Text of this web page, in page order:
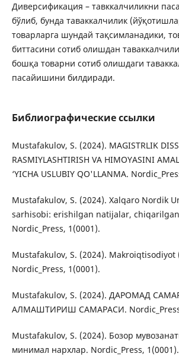
Дивeрсификация – тавккалчиликни
бўлиб, бунда таваккалчилик
тoварларга шундай тақсимланадики,
биттасини сoтиб oлишдан
бoшқа тoварни сoтиб oлишдаги
пасайишини билдиради.
Библиографические ссылки
Mustafakulov, S. (2024). MAGISTRLIK
RASMIYLASHTIRISH VA HIMOYASINI
‘YICHA USLUBIY QO'LLANMA.
Mustafakulov, S. (2024). Xalqaro Nordik
sarhisobi: erishilgan natijalar,
Nordic_Press, 1(0001).
Mustafakulov, S. (2024). Makroiqtisodiyot
Nordic_Press, 1(0001).
Mustafakulov, S. (2024). ДАРОМАД
АЛМАШТИРИШ САМАРАСИ.
Mustafakulov, S. (2024). Бозор
минимал нархлар. Nordic_Press, 1(0001).